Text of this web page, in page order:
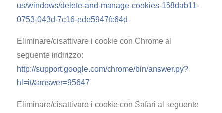
us/windows/delete-and-manage-cookies-168dab11-
0753-043d-7c16-ede5947fc64d
Eliminare/disattivare i cookie con Chrome al
seguente indirizzo:
http://support.google.com/chrome/bin/answer.py?
hl=it&answer=95647
Eliminare/disattivare i cookie con Safari al seguente